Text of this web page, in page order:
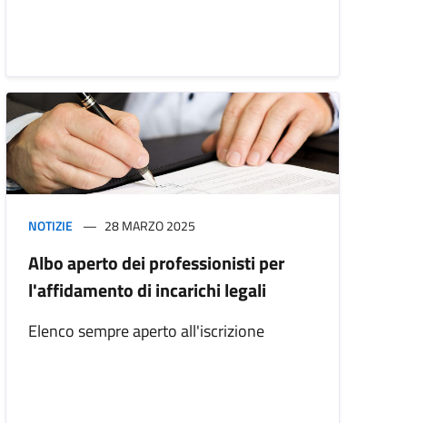
NOTIZIE 28 MARZO 2025
Albo aperto dei professionisti per
l'affidamento di incarichi legali
Elenco sempre aperto all'iscrizione